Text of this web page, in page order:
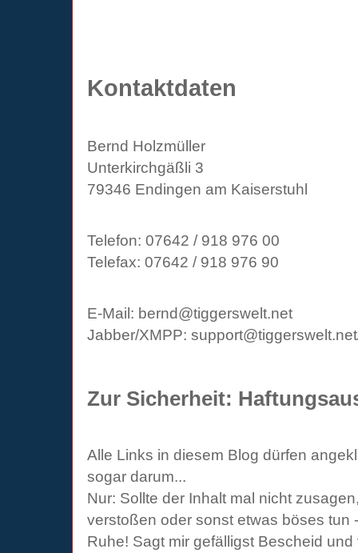
Kontaktdaten
Bernd Holzmüller
Unterkirchgäßli 3
79346 Endingen am Kaiserstuhl
Telefon: 07642 / 918 976 00
Telefax: 07642 / 918 976 90
E-Mail: bernd@tiggerswelt.net
Jabber/XMPP:
Zur Sicherheit:
Alle Links in diesem Blog dürfen
sogar darum...
Nur: Sollte der Inhalt mal nicht
verstoßen oder sonst etwas böses tun
Ruhe! Sagt mir gefälligst Bescheid